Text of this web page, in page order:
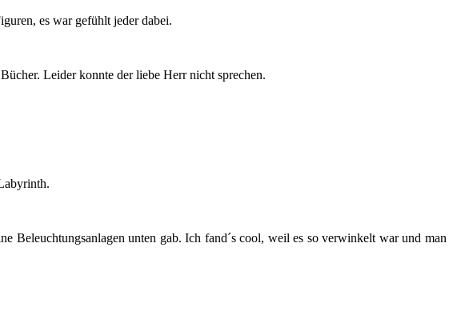
es war gefühlt jeder dabei.
Leider konnte der liebe Herr nicht sprechen.
Beleuchtungsanlagen unten gab. Ich fand´s cool, weil es so verwinkelt war und man